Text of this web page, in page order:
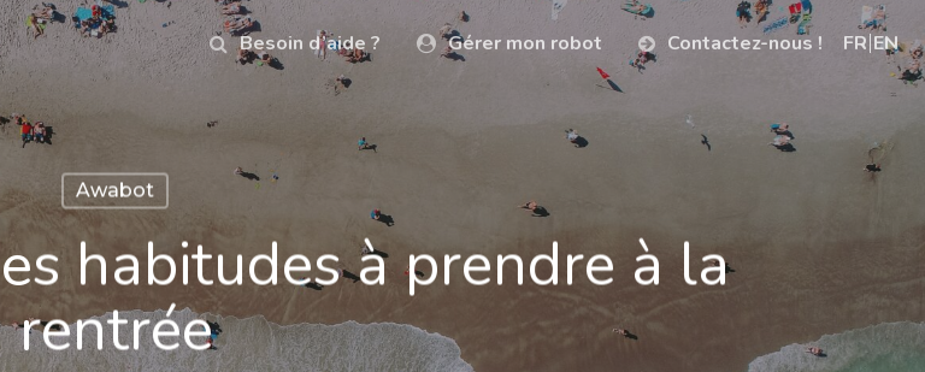
Besoin d’aide ? Gérer mon robot Contactez-nous ! FR EN
Awabot
habitudes à prendre à la
rentrée